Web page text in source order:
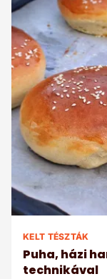
KELT TÉSZTÁK
Puha, házi
technikával